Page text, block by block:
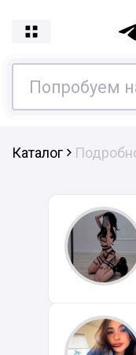
Каталог